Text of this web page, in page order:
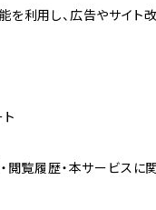
能を利用し、広告やサ
覧履歴・本サービスに